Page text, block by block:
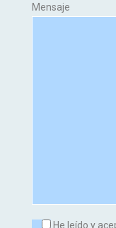
Mensaje
He leído y